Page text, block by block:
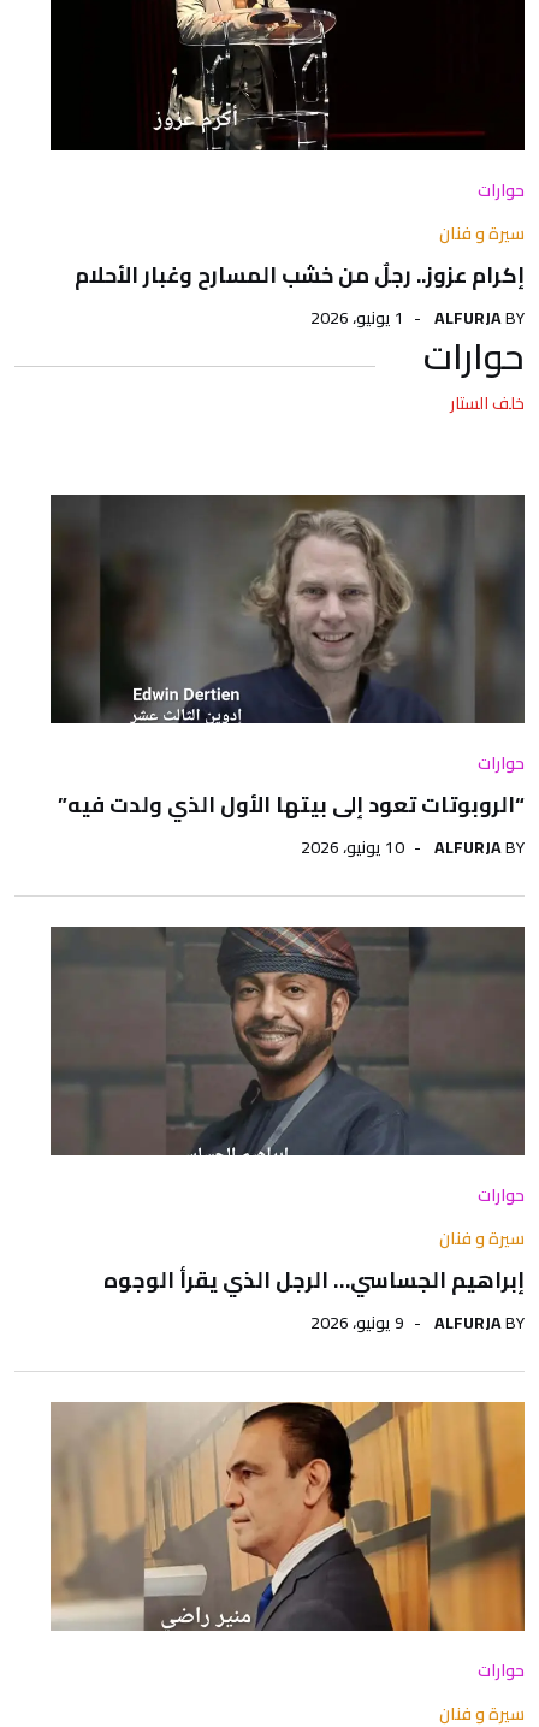
حوارات
سيرة و فنان
إكرام عزوز.. رجلٌ من خشب المسارح وغبار الأحلام
BY
ALFURJA 1 يونيو، 2026
حوارات
خلف الستار
حوارات
“الروبوتات تعود إلى بيتها الأول الذي ولدت فيه”
BY
ALFURJA 10 يونيو، 2026
حوارات
سيرة و فنان
إبراهيم الجساسي… الرجل الذي يقرأ الوجوه
BY
ALFURJA 9 يونيو، 2026
حوارات
سيرة و فنان